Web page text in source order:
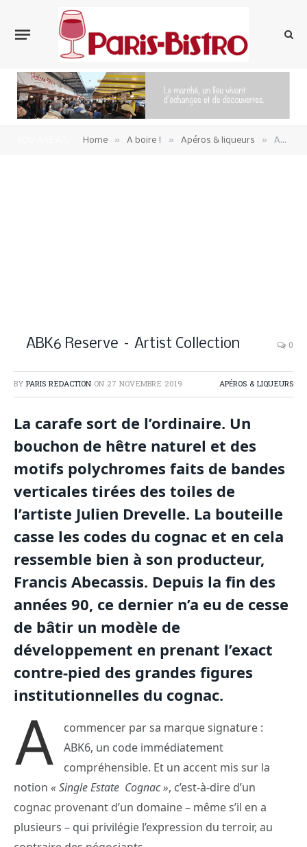
Home » A boire ! » Apéros & liqueurs » ABK6 Reserve – Artist Collection
ABK6 Reserve – Artist Collection 0
BY PARIS REDACTION ON 27 NOVEMBRE 2019 APÉROS & LIQUEURS
La carafe sort de l’ordinaire. Un
bouchon de hêtre naturel et des
motifs polychromes faits de bandes
verticales tirées des toiles de
l’artiste Julien Drevelle. La bouteille
casse les codes du cognac et en cela
ressemble bien à son producteur,
Francis Abecassis. Depuis la fin des
années 90, ce dernier n’a eu de cesse
de bâtir un modèle de
développement en prenant l’exact
contre-pied des grandes figures
institutionnelles du cognac.
A
commencer par sa marque signature :
ABK6, un code immédiatement
compréhensible. Et un accent mis sur la
notion « Single Estate Cognac », c’est-à-dire d’un
cognac provenant d’un domaine – même s’il en a
plusieurs – qui privilégie l’expression du terroir, au